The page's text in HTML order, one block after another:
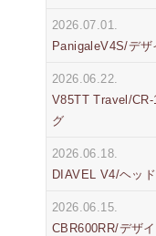
2026.07.01.
PanigaleV4S/デ
2026.06.22.
V85TT Travel/CR-
グ
2026.06.18.
DIAVEL V4/ヘッ
2026.06.15.
CBR600RR/デザ